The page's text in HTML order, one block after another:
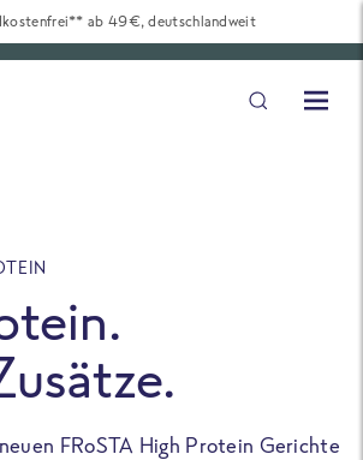
ab 49€, deutschlandweit
FRoSTA High Protein Gerichte